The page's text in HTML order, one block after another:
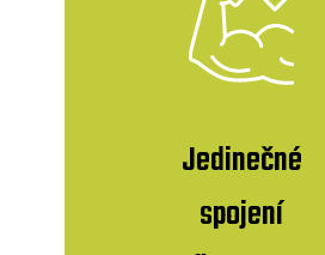
Jedinečné
spojení